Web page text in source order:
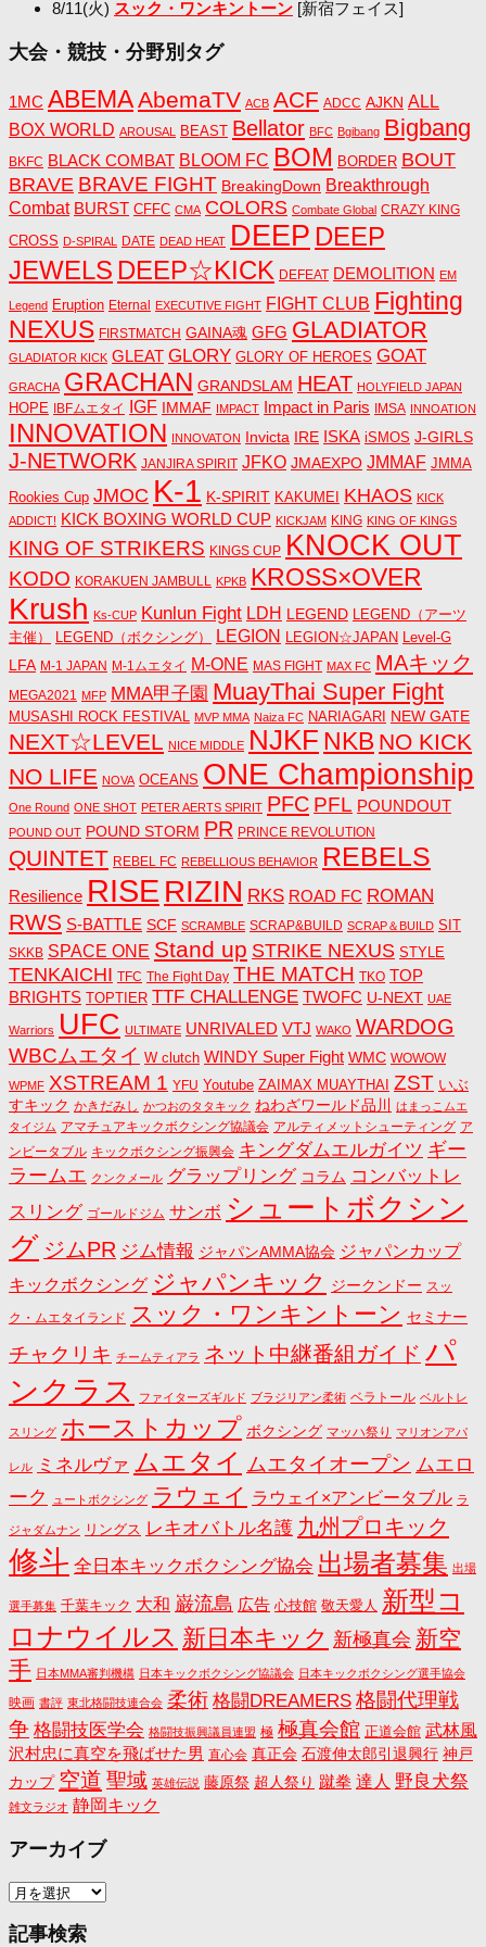
8/11(火) スック・ワンキントーン [新宿フェイス]
大会・競技・分野別タグ
1MC ABEMA AbemaTV ACB ACF ADCC AJKN ALL
BOX WORLD AROUSAL BEAST Bellator BFC Bgibang Bigbang
BKFC BLACK COMBAT BLOOM FC BOM BORDER BOUT
BRAVE BRAVE FIGHT BreakingDown Breakthrough
Combat BURST CFFC CMA COLORS Combate Global CRAZY KING
CROSS D-SPIRAL DATE DEAD HEAT DEEP DEEP
JEWELS DEEP☆KICK DEFEAT DEMOLITION EM
Legend Eruption Eternal EXECUTIVE FIGHT FIGHT CLUB Fighting
NEXUS FIRSTMATCH GAINA魂 GFG GLADIATOR
GLADIATOR KICK GLEAT GLORY GLORY OF HEROES GOAT
GRACHA GRACHAN GRANDSLAM HEAT HOLYFIELD JAPAN
HOPE IBFムエタイ IGF IMMAF IMPACT Impact in Paris IMSA INNOATION
INNOVATION INNOVATON Invicta IRE ISKA iSMOS J-GIRLS
J-NETWORK JANJIRA SPIRIT JFKO JMAEXPO JMMAF JMMA
Rookies Cup JMOC K-1 K-SPIRIT KAKUMEI KHAOS KICK
ADDICT! KICK BOXING WORLD CUP KICKJAM KING KING OF KINGS
KING OF STRIKERS KINGS CUP KNOCK OUT
KODO KORAKUEN JAMBULL KPKB KROSS×OVER
Krush Ks-CUP Kunlun Fight LDH LEGEND LEGEND（アーツ
主催）
LEGEND（ボクシング） LEGION LEGION☆JAPAN Level-G
LFA M-1 JAPAN M-1ムエタイ M-ONE MAS FIGHT MAX FC MAキック
MEGA2021 MFP MMA甲子園 MuayThai Super Fight
MUSASHI ROCK FESTIVAL MVP MMA Naiza FC NARIAGARI NEW GATE
NEXT☆LEVEL NICE MIDDLE NJKF NKB NO KICK
NO LIFE NOVA OCEANS ONE Championship
One Round ONE SHOT PETER AERTS SPIRIT PFC PFL POUNDOUT
POUND OUT POUND STORM PR PRINCE REVOLUTION
QUINTET REBEL FC REBELLIOUS BEHAVIOR REBELS
Resilience RISE RIZIN RKS ROAD FC ROMAN
RWS S-BATTLE SCF SCRAMBLE SCRAP&BUILD SCRAP＆BUILD SIT
SKKB SPACE ONE Stand up STRIKE NEXUS STYLE
TENKAICHI TFC The Fight Day THE MATCH TKO TOP
BRIGHTS TOPTIER TTF CHALLENGE TWOFC U-NEXT UAE
Warriors UFC ULTIMATE UNRIVALED VTJ WAKO WARDOG
WBCムエタイ W clutch WINDY Super Fight WMC WOWOW
WPMF XSTREAM 1 YFU Youtube ZAIMAX MUAYTHAI ZST いぶ
すキック かきだみし かつおのタタキック ねわざワールド品川 はまっこムエ
タイジム アマチュアキックボクシング協議会 アルティメットシューティング ア
ンビータブル キックボクシング振興会 キングダムエルガイツ ギー
ラームエ クンクメール グラップリング コラム コンバットレ
スリング ゴールドジム サンボ シュートボクシン
グ ジムPR ジム情報 ジャパンAMMA協会 ジャパンカップ
キックボクシング ジャパンキック ジークンドー スッ
ク・ムエタイランド スック・ワンキントーン セミナー
チャクリキ チームティアラ ネット中継番組ガイド パ
ンクラス
ファイターズギルド ブラジリアン柔術 ベラトール ベルトレ
スリング ホーストカップ ボクシング マッハ祭り マリオンアパ
レル ミネルヴァ ムエタイ ムエタイオープン ムエロ
ーク
ュートボクシング ラウェイ ラウェイ×アンビータブル ラ
ジャダムナン リングス レキオバトル名護 九州プロキック
修斗 全日本キックボクシング協会 出場者募集 出場
選手募集 千葉キック 大和 巌流島 広告 心技館 敬天愛人 新型コ
ロナウイルス 新日本キック 新極真会 新空
手 日本MMA審判機構 日本キックボクシング協議会 日本キックボクシング選手協会
映画 書評 東北格闘技連合会 柔術 格闘DREAMERS 格闘代理戦
争 格闘技医学会 格闘技振興議員連盟 極 極真会館 正道会館 武林風
沢村忠に真空を飛ばせた男 直心会 真正会 石渡伸太郎引退興行 神戸
カップ 空道 聖域 英雄伝説 藤原祭 超人祭り 蹴拳 達人 野良犬祭
雑文ラジオ 静岡キック
アーカイブ
ア
カ
記事検索